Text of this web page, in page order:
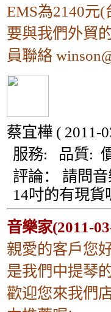
EMS為2140元
要與我們外貿
員聯絡
蔡宜樺 ( 2011-
服務: 品質:
評論：
請問
14吋的有現貨
音樂家(2011-
親愛的客戶您
是我們中提琴
歡迎您來我們